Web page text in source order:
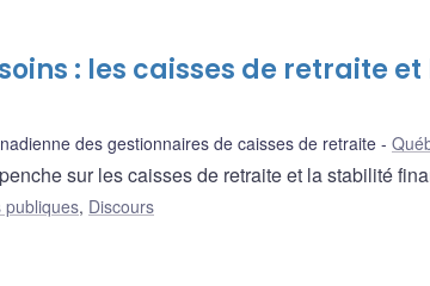
: les caisses de retraite et
des gestionnaires de caisses de retraite
sur les caisses de retraite et la stabilité
publiques, Discours